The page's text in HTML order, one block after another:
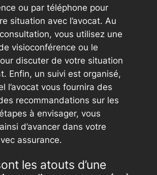
ou par téléphone pour
situation avec l’avocat. Au
vous utilisez une
visioconférence ou le
discuter de votre situation
Enfin, un suivi est organisé,
l’avocat vous fournira des
recommandations sur les
à envisager, vous
d’avancer dans votre
assurance.
les atouts d’une